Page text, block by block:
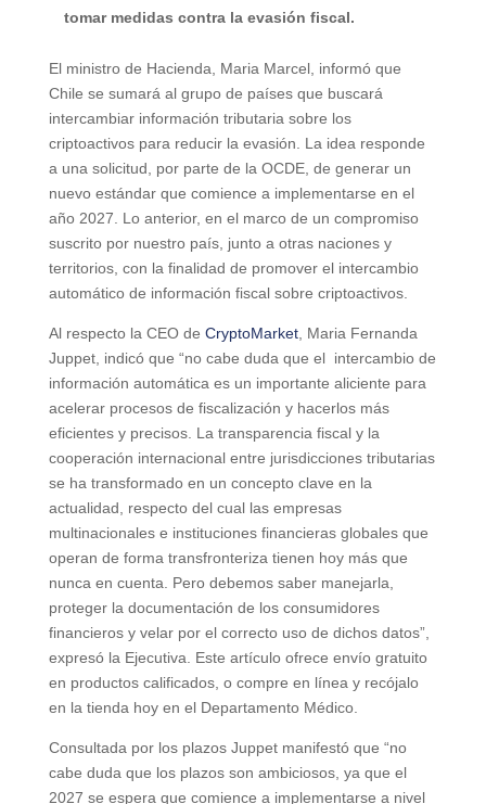
tomar medidas contra la evasión fiscal.
El ministro de Hacienda, Maria Marcel, informó que
Chile se sumará al grupo de países que buscará
intercambiar información tributaria sobre los
criptoactivos para reducir la evasión. La idea responde
a una solicitud, por parte de la OCDE, de generar un
nuevo estándar que comience a implementarse en el
año 2027. Lo anterior, en el marco de un compromiso
suscrito por nuestro país, junto a otras naciones y
territorios, con la finalidad de promover el intercambio
automático de información fiscal sobre criptoactivos.
Al respecto la CEO de CryptoMarket, Maria Fernanda
Juppet, indicó que “no cabe duda que el intercambio de
información automática es un importante aliciente para
acelerar procesos de fiscalización y hacerlos más
eficientes y precisos. La transparencia fiscal y la
cooperación internacional entre jurisdicciones tributarias
se ha transformado en un concepto clave en la
actualidad, respecto del cual las empresas
multinacionales e instituciones financieras globales que
operan de forma transfronteriza tienen hoy más que
nunca en cuenta. Pero debemos saber manejarla,
proteger la documentación de los consumidores
financieros y velar por el correcto uso de dichos datos”,
expresó la Ejecutiva. Este artículo ofrece envío gratuito
en productos calificados, o compre en línea y recójalo
en la tienda hoy en el Departamento Médico.
Consultada por los plazos Juppet manifestó que “no
cabe duda que los plazos son ambiciosos, ya que el
2027 se espera que comience a implementarse a nivel